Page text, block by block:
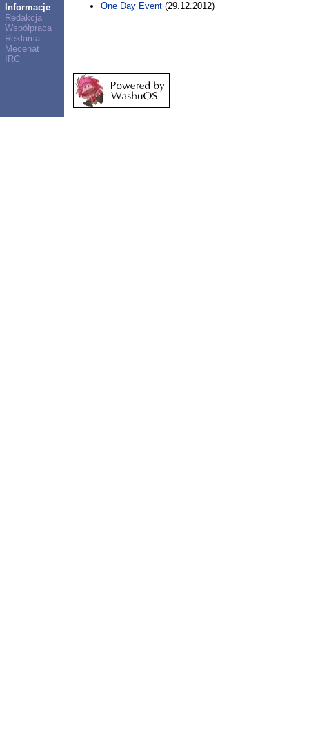
Informacje
Redakcja
Współpraca
Reklama
Mecenat
IRC
One Day Event (29.12.2012)